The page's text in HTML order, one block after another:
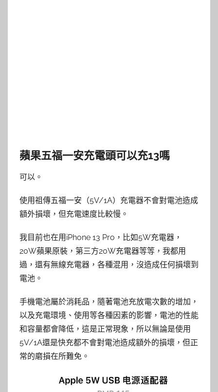
蘋果五福一安充電頭可以充13嗎
可以。
使用祖傳五福一安（5V/1A）充電器不會對電池造成
額外損壞，但充電速度比較慢。
我目前也在用iPhone 13 Pro，比如5W充電器，
20W蘋果原裝，第三方20W充電器等等，我都用
過，還有無線充電器，各種混用，沒造成任何損壞到
電池。
手機電池屬於消耗品，隨著電池充放電次數的增加，
以及充電環境、使用等各種因素的影響，電池的性能
和容量都會降低，這是正常現象，所以無論是使用
5V/1A還是快充都不會對電池造成額外的損壞，但正
常的磨損在所難免。